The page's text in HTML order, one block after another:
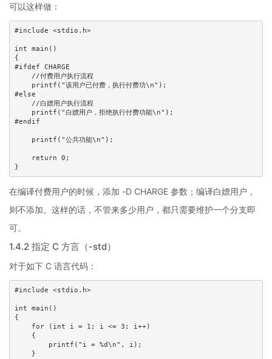
可以这样做：
#include <stdio.h>
int main()
{
#ifdef CHARGE
    //付费用户执行流程
    printf("该用户已付费，执行付费功\n");
#else
    //白嫖用户执行流程
    printf("白嫖用户，拒绝执行付费功能\n");
#endif
    printf("公共功能\n");
    return 0;
}
在编译付费用户的时候，添加 -D CHARGE 参数；编译白嫖用户，
则不添加。这样的话，不管来多少用户，都只需要维护一个分支即
可。
1.4.2 指定 C 方言（-std）
对于如下 C 语言代码：
#include <stdio.h>
int main()
{
    for (int i = 1; i <= 3; i++)
    {
        printf("i = %d\n", i);
    }